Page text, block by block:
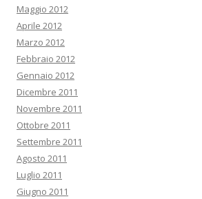
Maggio 2012
Aprile 2012
Marzo 2012
Febbraio 2012
Gennaio 2012
Dicembre 2011
Novembre 2011
Ottobre 2011
Settembre 2011
Agosto 2011
Luglio 2011
Giugno 2011